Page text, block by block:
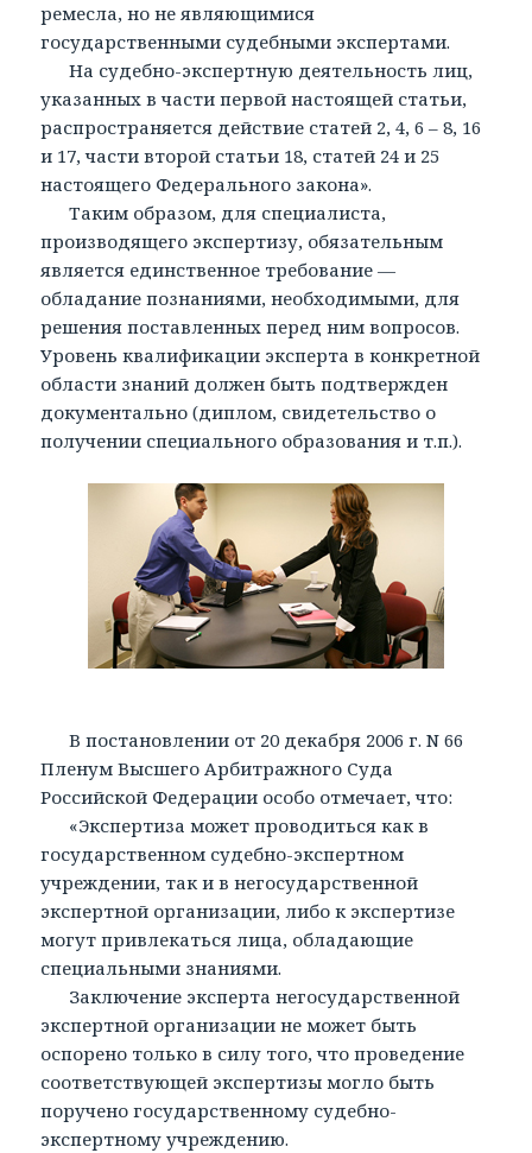
ремесла, но не являющимися
государственными судебными экспертами.
На судебно-экспертную деятельность лиц,
указанных в части первой настоящей статьи,
распространяется действие статей 2, 4, 6 – 8, 16
и 17, части второй статьи 18, статей 24 и 25
настоящего Федерального закона».
Таким образом, для специалиста,
производящего экспертизу, обязательным
является единственное требование —
обладание познаниями, необходимыми, для
решения поставленных перед ним вопросов.
Уровень квалификации эксперта в конкретной
области знаний должен быть подтвержден
документально (диплом, свидетельство о
получении специального образования и т.п.).
В постановлении от 20 декабря 2006 г. N 66
Пленум Высшего Арбитражного Суда
Российской Федерации особо отмечает, что:
«Экспертиза может проводиться как в
государственном судебно-экспертном
учреждении, так и в негосударственной
экспертной организации, либо к экспертизе
могут привлекаться лица, обладающие
специальными знаниями.
Заключение эксперта негосударственной
экспертной организации не может быть
оспорено только в силу того, что проведение
соответствующей экспертизы могло быть
поручено государственному судебно-
экспертному учреждению.